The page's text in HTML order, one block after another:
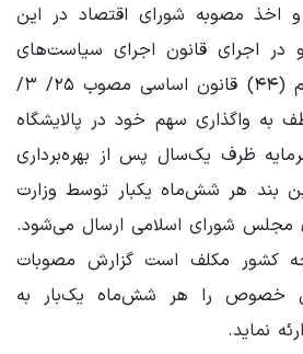
اخذ مصوبه شورای اقتصاد در این
اجرای قانون اجرای سیاست‌های
کلی اصل چهل و چهارم (۴۴) قانون اساسی مصوب ۲۵/ ۳/
به واگذاری سهم خود در پالایشگاه
ظرف یک‌سال پس از بهره‌برداری
بند هر شش‌ماه یکبار توسط وزارت
مجلس شورای اسلامی ارسال می‌شود.
کشور مکلف است گزارش‌ مصوبات
خصوص را هر شش‌ماه یک‌بار به
نماید.